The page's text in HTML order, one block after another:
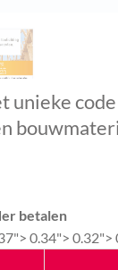
unieke code
betalen
0.34"> 0.32">